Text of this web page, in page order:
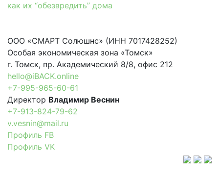
как их “обезвредить” дома
ООО «СМАРТ Солюшнс» (ИНН 7017428252)
Особая экономическая зона «Томск»
г. Томск, пр. Академический 8/8, офис 212
hello@iBACK.online
+7-995-965-60-61
Директор Владимир Веснин
+7-913-824-79-62
v.vesnin@mail.ru
Профиль FB
Профиль VK